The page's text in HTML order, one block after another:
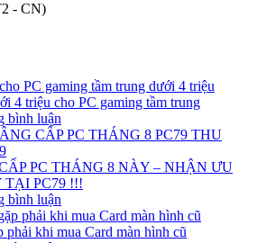
- CN)
4 triệu cho PC gaming tầm trung
bình luận
PC THÁNG 8 NÀY – NHẬN ƯU
PC79 !!!
bình luận
phải khi mua Card màn hình cũ